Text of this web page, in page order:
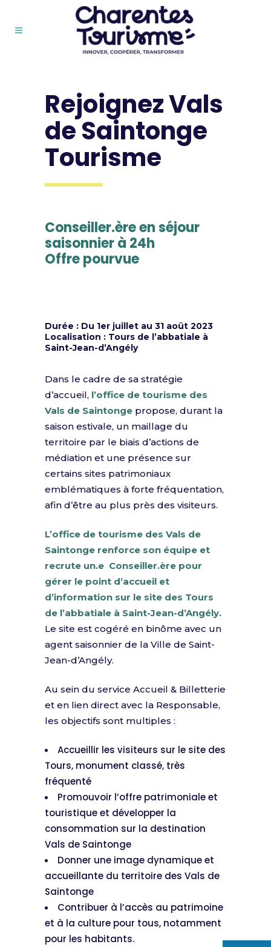
Rejoignez Vals
de Saintonge
Tourisme
Conseiller.ère en séjour
saisonnier à 24h
Offre pourvue
Durée : Du 1er juillet au 31 août 2023
Localisation : Tours de l’abbatiale à
Saint-Jean-d’Angély
Dans le cadre de sa stratégie
d’accueil, l’office de tourisme des
Vals de Saintonge propose, durant la
saison estivale, un maillage du
territoire par le biais d’actions de
médiation et une présence sur
certains sites patrimoniaux
emblématiques à forte fréquentation,
afin d’être au plus près des visiteurs.
L’office de tourisme des Vals de
Saintonge renforce son équipe et
recrute un.e Conseiller.ère pour
gérer le point d’accueil et
d’information sur le site des Tours
de l’abbatiale à Saint-Jean-d’Angély.
Le site est cogéré en binôme avec un
agent saisonnier de la Ville de Saint-
Jean-d’Angély.
Au sein du service Accueil & Billetterie
et en lien direct avec la Responsable,
les objectifs sont multiples :
Accueillir les visiteurs sur le site des
Tours, monument classé, très
fréquenté
Promouvoir l’offre patrimoniale et
touristique et développer la
consommation sur la destination
Vals de Saintonge
Donner une image dynamique et
accueillante du territoire des Vals de
Saintonge
Contribuer à l’accès au patrimoine
et à la culture pour tous, notamment
pour les habitants.